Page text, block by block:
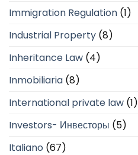
Immigration Regulation (1)
Industrial Property (8)
Inheritance Law (4)
Inmobiliaria (8)
International private law (1)
Investors- Инвесторы (5)
Italiano (67)